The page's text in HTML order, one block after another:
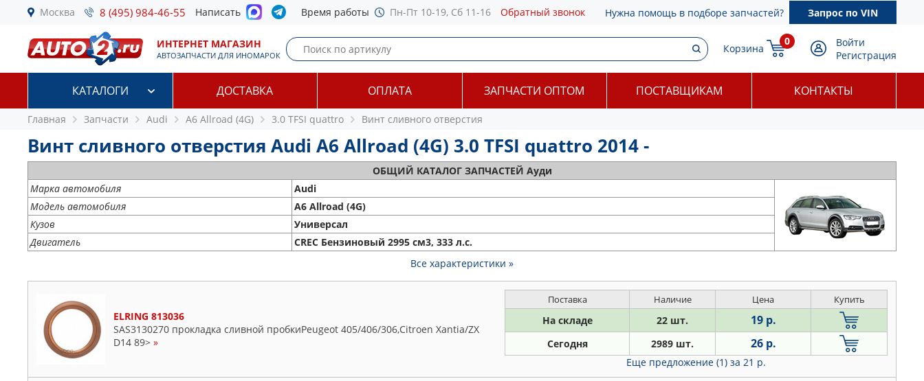
Москва 8 (495) 984-46-55 Написать Время работы Пн-Пт 10-19, Сб 11-16 Обратный звонок Нужна помощь в подборе запчастей? Запрос по VIN
ИНТЕРНЕТ МАГАЗИН
АВТОЗАПЧАСТИ ДЛЯ ИНОМАРОК
Корзина
0
Войти
Регистрация
КАТАЛОГИ ДОСТАВКА ОПЛАТА ЗАПЧАСТИ ОПТОМ ПОСТАВЩИКАМ КОНТАКТЫ
Главная Запчасти Audi A6 Allroad (4G) 3.0 TFSI quattro Винт сливного отверстия
Винт сливного отверстия Audi A6 Allroad (4G) 3.0 TFSI quattro 2014 -
ОБЩИЙ КАТАЛОГ ЗАПЧАСТЕЙ Ауди
Марка автомобиля
Audi
Модель автомобиля
A6 Allroad (4G)
Кузов
Универсал
Двигатель
CREC Бензиновый 2995 см3, 333 л.с.
Все характеристики »
ELRING 813036
SAS3130270 прокладка сливной пробкиPeugeot 405/406/306,Citroen Xantia/ZX
D14 89> »
Поставка Наличие Цена Купить
На складе 22 шт. 19 р.
Сегодня 2989 шт. 26 р.
Еще предложение (1) за 21 р.